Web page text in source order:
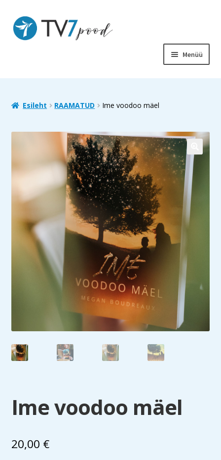
Liigu
navigeerimisele
Liigu
sisu
juurde
Menüü
RAAMATUD
LASTELE
MUUD TOOTED
Esileht RAAMATUD Ime voodoo mäel
Ime voodoo mäel
20,00 €